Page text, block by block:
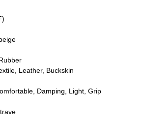
Leather, Buckskin
Damping, Light, Grip